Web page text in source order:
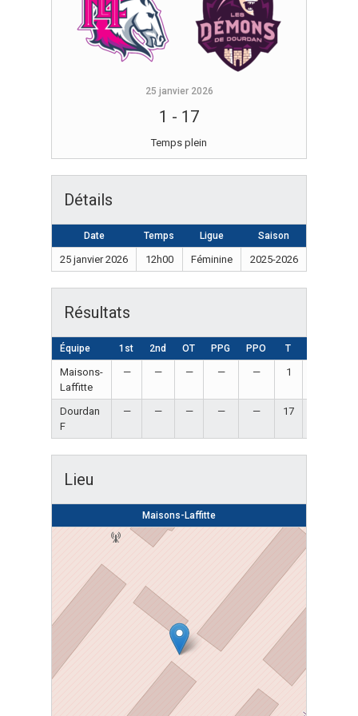
25 janvier 2026
1 - 17
Temps plein
Détails
Date Temps Ligue Saison
25 janvier 2026 12h00 Féminine 2025-2026
Résultats
Équipe 1st 2nd OT PPG PPO T
Maisons-
Laffitte
— — — — — 1
Dourdan
F
— — — — — 17
Lieu
Maisons-Laffitte